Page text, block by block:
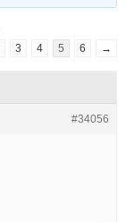
3 4 5 6 →
#34056